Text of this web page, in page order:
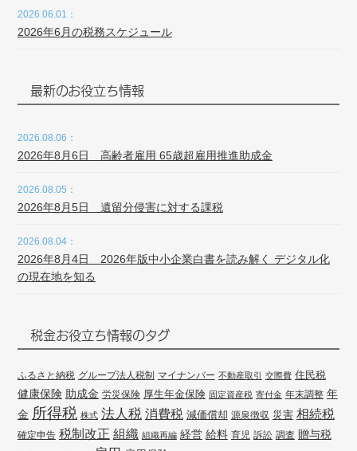
2026.06.01：
2026年6月の税務スケジュール
最新のお役立ち情報
2026.08.06：
2026年8月6日 高齢者雇用 65歳超雇用推進助成金
2026.08.05：
2026年8月5日 遺留分侵害に対する課税
2026.08.04：
2026年8月4日 2026年版中小企業白書を読み解く デジタル化
の現在地を知る
税金お役立ち情報のタグ
ふるさと納税 グループ法人税制 マイナンバー 不動産取引 交際費 住民税
健康保険 助成金 労災保険 厚生年金保険 固定資産税 寄付金 年末調整 年
金 所得税 株式 法人税 消費税 減価償却 源泉徴収 災害 相続税
確定申告 税制改正 組織 組織再編 経営 給料 育児 訴訟 調査 贈与税